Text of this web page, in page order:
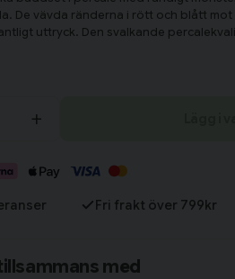
De vävda ränderna i rött och blått
uttryck. Den svalkande
sovupplevelse.
+
Fri frakt över 799kr
med
handla